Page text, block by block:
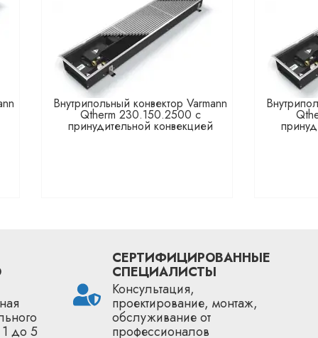
Внутрипольный конвектор Varmann
Qtherm 230.150.2500 с
принудительной конвекцией
1 до 5
СЕРТИФИЦИРОВАННЫЕ
СПЕЦИАЛИСТЫ
Консультация,
проектирование, монтаж,
обслуживание от
профессионалов